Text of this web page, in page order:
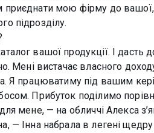
мою фірму до вашої,
підрозділу.
вашої продукції. І дасть
Мені вистачає власного
Я працюватиму під вашим
Прибуток поділимо
мене, — на обличчі Алекса
— Інна набрала в легені